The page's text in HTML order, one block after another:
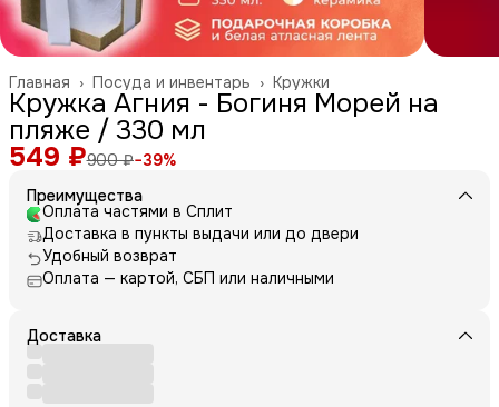
Кружки
Посуда и инвентарь ›
Главная ›
Кружка Агния - Богиня Морей на
пляже / 330 мл
549 ₽900 ₽−39%
Преимущества
Оплата частями в Сплит
Доставка в пункты выдачи или до двери
Удобный возврат
Оплата — картой, СБП или наличными
Доставка